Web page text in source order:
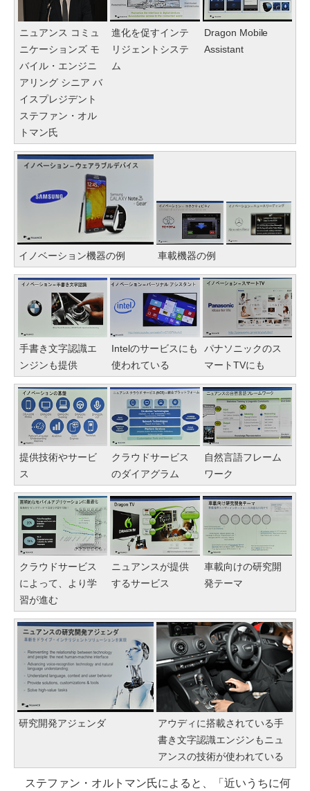
ニュアンス コミュ
ニケーションズ モ
バイル・エンジニ
アリング シニア バ
イスプレジデント
ステファン・オル
トマン氏
進化を促すインテ
リジェントシステ
ム
Dragon Mobile
Assistant
イノベーション機器の例 車載機器の例
手書き文字認識エ
ンジンも提供
Intelのサービスにも
使われている
パナソニックのス
マートTVにも
提供技術やサービ
ス
クラウドサービス
のダイアグラム
自然言語フレーム
ワーク
クラウドサービス
によって、より学
習が進む
ニュアンスが提供
するサービス
車載向けの研究開
発テーマ
研究開発アジェンダ
アウディに搭載されている手
書き文字認識エンジンもニュ
アンスの技術が使われている
ステファン・オルトマン氏によると、「近いうちに何